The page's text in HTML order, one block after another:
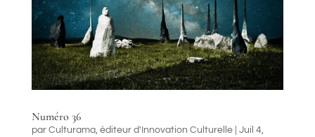
Numéro 36
par Culturama, éditeur d'Innovation Culturelle| Juil 4,